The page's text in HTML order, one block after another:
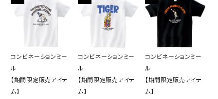
コンビネーションミー
ル
【期間限定販売アイテ
ム】
コンビネーションミー
ル
【期間限定販売アイテ
ム】
コンビネーションミー
ル
【期間限定販売アイテ
ム】